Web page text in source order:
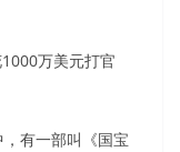
万美元打官
有一部叫《国宝